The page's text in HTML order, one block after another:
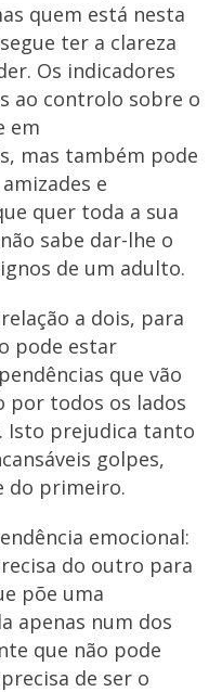
quem está nesta
ter a clareza
Os indicadores
ao controlo sobre o
em
mas também pode
e
quer toda a sua
sabe dar-lhe o
de um adulto.
a dois, para
pode estar
que vão
por todos os lados
Isto prejudica tanto
golpes,
do primeiro.
emocional:
do outro para
põe uma
apenas num dos
que não pode
de ser o